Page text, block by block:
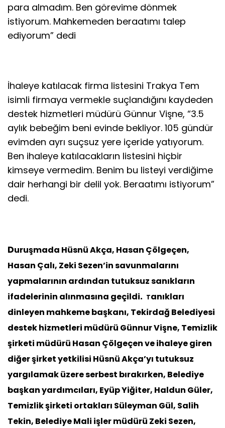
para almadım. Ben görevime dönmek
istiyorum. Mahkemeden beraatımı talep
ediyorum” dedi
İhaleye katılacak firma listesini Trakya Tem
isimli firmaya vermekle suçlandığını kaydeden
destek hizmetleri müdürü Günnur Vişne, “3.5
aylık bebeğim beni evinde bekliyor. 105 gündür
evimden ayrı suçsuz yere içeride yatıyorum.
Ben ihaleye katılacakların listesini hiçbir
kimseye vermedim. Benim bu listeyi verdiğime
dair herhangi bir delil yok. Beraatımı istiyorum”
dedi.
Duruşmada Hüsnü Akça, Hasan Çölgeçen,
Hasan Çalı, Zeki Sezen’in savunmalarını
yapmalarının ardından tutuksuz sanıkların
ifadelerinin alınmasına geçildi. Tanıkları
dinleyen mahkeme başkanı, Tekirdağ Belediyesi
destek hizmetleri müdürü Günnur Vişne, Temizlik
şirketi müdürü Hasan Çölgeçen ve ihaleye giren
diğer şirket yetkilisi Hüsnü Akça’yı tutuksuz
yargılamak üzere serbest bırakırken, Belediye
başkan yardımcıları, Eyüp Yiğiter, Haldun Güler,
Temizlik şirketi ortakları Süleyman Gül, Salih
Tekin, Belediye Mali işler müdürü Zeki Sezen,